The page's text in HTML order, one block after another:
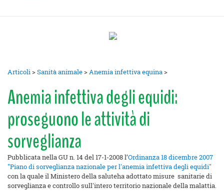
Articoli>Sanità animale>Anemia infettiva equina>
Anemia infettiva degli equidi:
proseguono le attività di
sorveglianza
Pubblicata nella GU n. 14 del 17-1-2008 l’Ordinanza 18 dicembre 2007
"Piano di sorveglianza nazionale per l'anemia infettiva degli equidi"
con la quale il Ministero della saluteha adottato misure sanitarie di
sorveglianza e controllo sull'intero territorio nazionale della malattia.